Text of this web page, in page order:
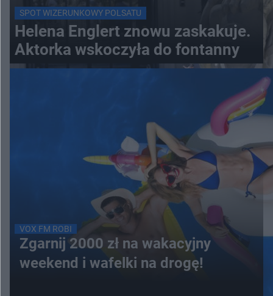
SPOT WIZERUNKOWY POLSATU
Helena Englert znowu zaskakuje.
Aktorka wskoczyła do fontanny
VOX FM ROBI
Zgarnij 2000 zł na wakacyjny
weekend i wafelki na drogę!